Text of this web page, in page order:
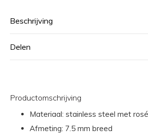
Beschrijving
Delen
Productomschrijving
Materiaal: stainless steel met
Afmeting: 7.5 mm breed